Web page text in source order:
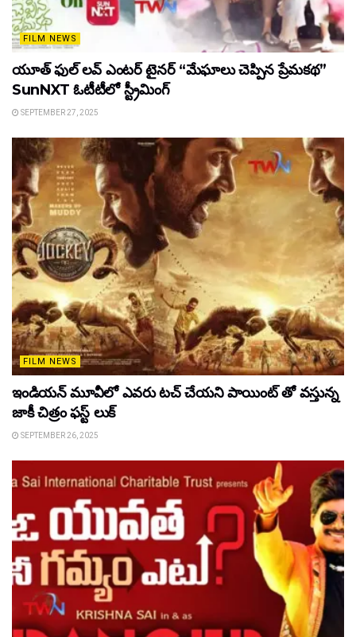
FILM NEWS
యూత్ ఫుల్ లవ్ ఎంటర్ టైనర్ “మేఘాలు చెప్పిన ప్రేమకథ”
SunNXT ఓటీటీలో స్ట్రీమింగ్
SEPTEMBER 27, 2025
FILM NEWS
ఇండియన్ మూవీలో ఎవరు టచ్ చేయని పాయింట్ తో వస్తున్న
జాకీ చిత్రం ఫస్ట్ లుక్
SEPTEMBER 26, 2025